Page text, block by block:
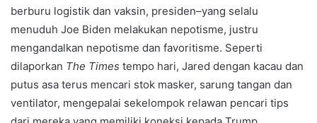
berburu logistik dan vaksin, presiden–yang selalu
menuduh Joe Biden melakukan nepotisme, justru
mengandalkan nepotisme dan favoritisme. Seperti
dilaporkan The Times tempo hari, Jared dengan kacau dan
putus asa terus mencari stok masker, sarung tangan dan
ventilator, mengepalai sekelompok relawan pencari tips